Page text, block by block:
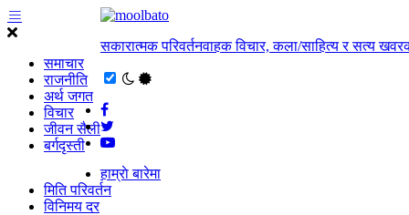
समाचार
राजनीति
अर्थ जगत
विचार
जीवन सैली
बर्गदृस्ती
सकारात्मक परिवर्तनवाहक विचार, कला/साहित्य र सत्य
हाम्राे बारेमा
मिति परिवर्तन
विनिमय दर